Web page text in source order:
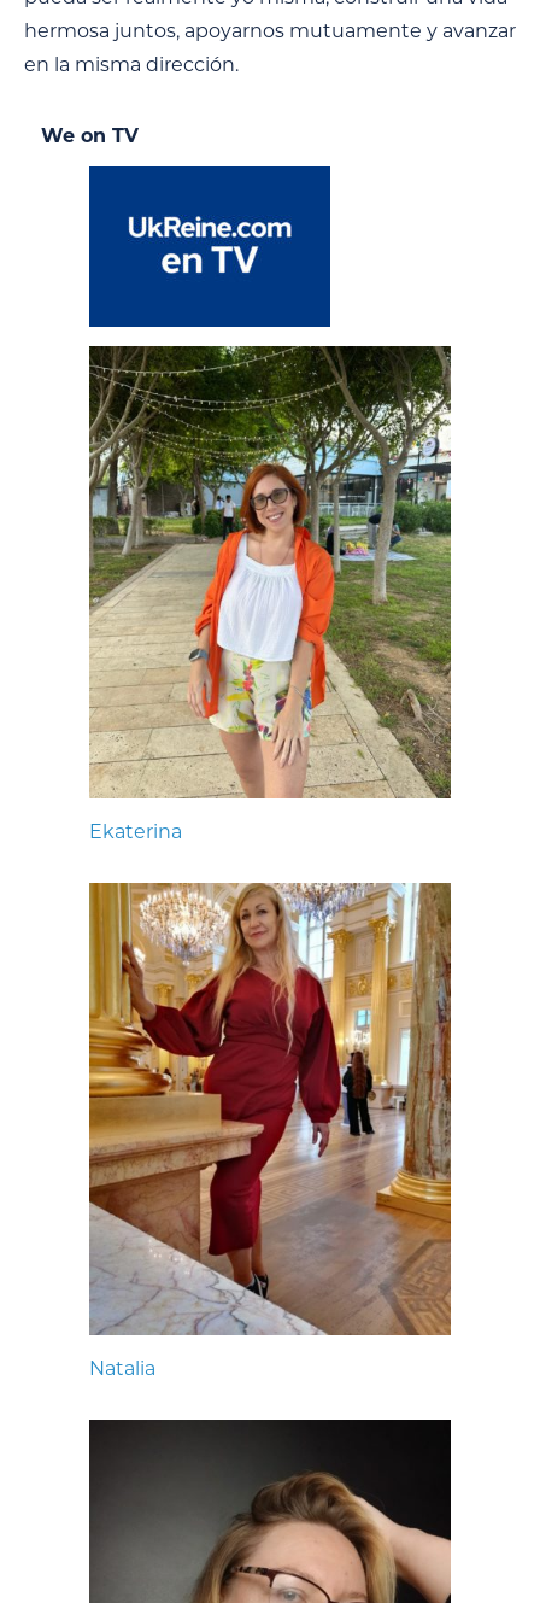
hermosa juntos, apoyarnos mutuamente y avanzar
en la misma dirección.
We on TV
Ekaterina
Natalia